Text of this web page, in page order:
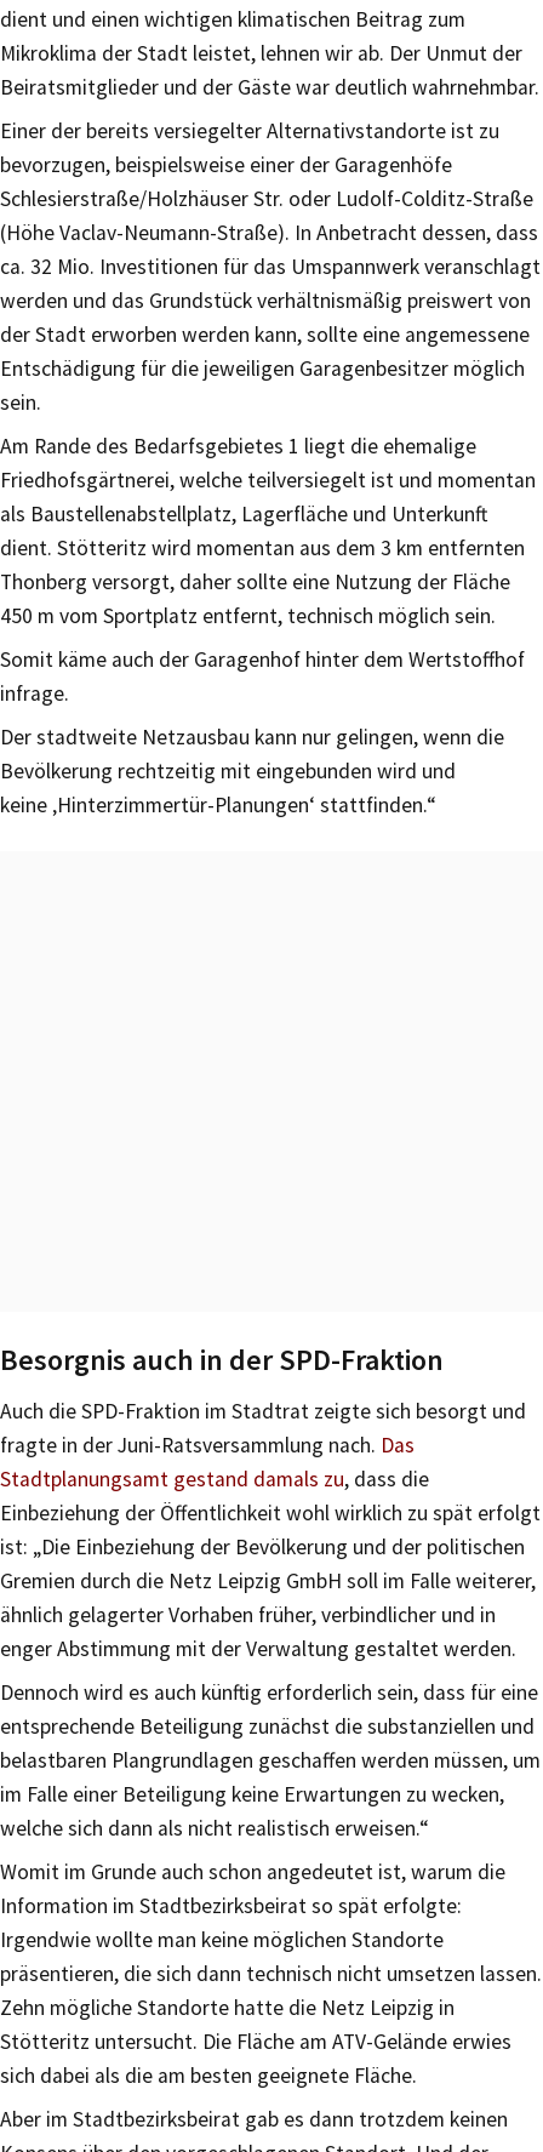
dient und einen wichtigen klimatischen Beitrag zum
Mikroklima der Stadt leistet, lehnen wir ab. Der Unmut der
Beiratsmitglieder und der Gäste war deutlich wahrnehmbar.
Einer der bereits versiegelter Alternativstandorte ist zu
bevorzugen, beispielsweise einer der Garagenhöfe
Schlesierstraße/Holzhäuser Str. oder Ludolf-Colditz-Straße
(Höhe Vaclav-Neumann-Straße). In Anbetracht dessen, dass
ca. 32 Mio. Investitionen für das Umspannwerk veranschlagt
werden und das Grundstück verhältnismäßig preiswert von
der Stadt erworben werden kann, sollte eine angemessene
Entschädigung für die jeweiligen Garagenbesitzer möglich
sein.
Am Rande des Bedarfsgebietes 1 liegt die ehemalige
Friedhofsgärtnerei, welche teilversiegelt ist und momentan
als Baustellenabstellplatz, Lagerfläche und Unterkunft
dient. Stötteritz wird momentan aus dem 3 km entfernten
Thonberg versorgt, daher sollte eine Nutzung der Fläche
450 m vom Sportplatz entfernt, technisch möglich sein.
Somit käme auch der Garagenhof hinter dem Wertstoffhof
infrage.
Der stadtweite Netzausbau kann nur gelingen, wenn die
Bevölkerung rechtzeitig mit eingebunden wird und
keine ‚Hinterzimmertür-Planungen‘ stattfinden.“
Besorgnis auch in der SPD-Fraktion
Auch die SPD-Fraktion im Stadtrat zeigte sich besorgt und
fragte in der Juni-Ratsversammlung nach. Das
Stadtplanungsamt gestand damals zu, dass die
Einbeziehung der Öffentlichkeit wohl wirklich zu spät erfolgt
ist: „Die Einbeziehung der Bevölkerung und der politischen
Gremien durch die Netz Leipzig GmbH soll im Falle weiterer,
ähnlich gelagerter Vorhaben früher, verbindlicher und in
enger Abstimmung mit der Verwaltung gestaltet werden.
Dennoch wird es auch künftig erforderlich sein, dass für eine
entsprechende Beteiligung zunächst die substanziellen und
belastbaren Plangrundlagen geschaffen werden müssen, um
im Falle einer Beteiligung keine Erwartungen zu wecken,
welche sich dann als nicht realistisch erweisen.“
Womit im Grunde auch schon angedeutet ist, warum die
Information im Stadtbezirksbeirat so spät erfolgte:
Irgendwie wollte man keine möglichen Standorte
präsentieren, die sich dann technisch nicht umsetzen lassen.
Zehn mögliche Standorte hatte die Netz Leipzig in
Stötteritz untersucht. Die Fläche am ATV-Gelände erwies
sich dabei als die am besten geeignete Fläche.
Aber im Stadtbezirksbeirat gab es dann trotzdem keinen